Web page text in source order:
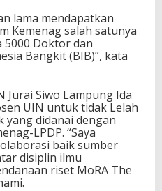
lama mendapatkan
Kemenag salah satunya
5000 Doktor dan
Bangkit (BIB)”, kata
Jurai Siwo Lampung Ida
UIN untuk tidak Lelah
yang didanai dengan
LPDP. “Saya
baik sumber
disiplin ilmu
riset MoRA The